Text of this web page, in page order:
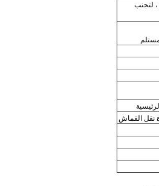
، لتجنب